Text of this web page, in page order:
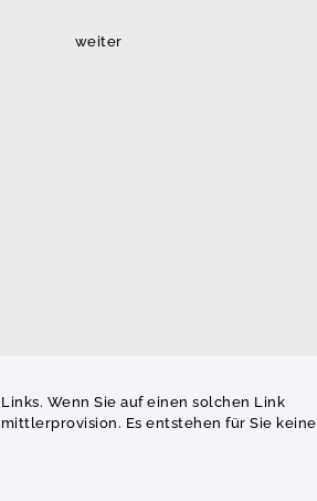
weiter
Wenn Sie auf einen solchen Link
Es entstehen für Sie keine